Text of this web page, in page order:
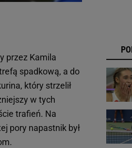
przez Kamila
spadkową, a do
który strzelił
w tych
trafień. Na
pory napastnik był